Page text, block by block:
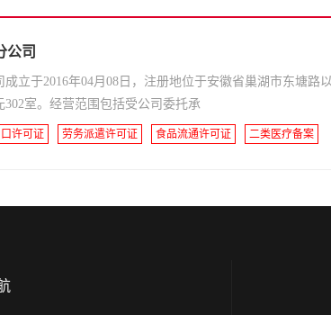
公司
立于2016年04月08日，注册地位于安徽省巢湖市东塘路以
室。经营范围包括受公司委托承
许可证 劳务派遣许可证 食品流通许可证 二类医疗备案